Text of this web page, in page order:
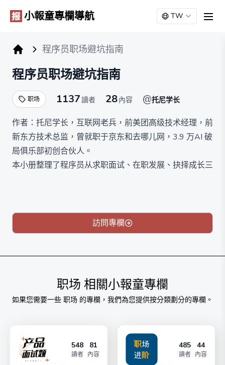
小報童專欄導航 TW
程序员职场避坑指南
程序员职场避坑指南
职场 1137讀者 28內容 @托尼学长
作者：托尼学长，互联网老兵，前美团高级技术经理，前
新东方技术总监，曾就职于京东和去哪儿网，3.9 万AI 破
局俱乐部初创合伙人。
本小册整理了程序员从求职面试、在职发展、抉择成长三
訪問專欄
职场 相關小報童專欄
如果您需要一些 职场 的專欄，我們為您提供按分類劃分的專欄。
548
讀者
81
內容
485
讀者
44
內容